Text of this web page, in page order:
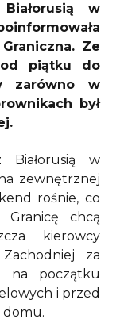
w
Ze
piątku do
zarówno w
był
Białorusią w
zewnętrznej
rośnie, co
Granicę chcą
kierowcy
za
na początku
i przed
domu.